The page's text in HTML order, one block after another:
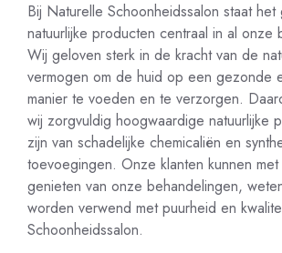
Bij Naturelle Schoonheidssalon staat het
natuurlijke producten centraal in al onze
Wij geloven sterk in de kracht van de
vermogen om de huid op een gezonde
manier te voeden en te verzorgen.
wij zorgvuldig hoogwaardige natuurlijke
zijn van schadelijke chemicaliën en
toevoegingen. Onze klanten kunnen
genieten van onze behandelingen,
worden verwend met puurheid en
Schoonheidssalon.